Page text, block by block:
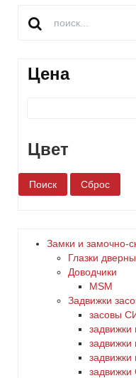
Цена
Цвет
белый
желтый
Замки и замочно-
Глазки
Доводчики
MSM
Задвижки
заcовы
задвижки
задвижки